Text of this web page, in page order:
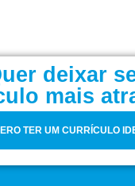
deixar
mais
TER UM CURRÍCULO